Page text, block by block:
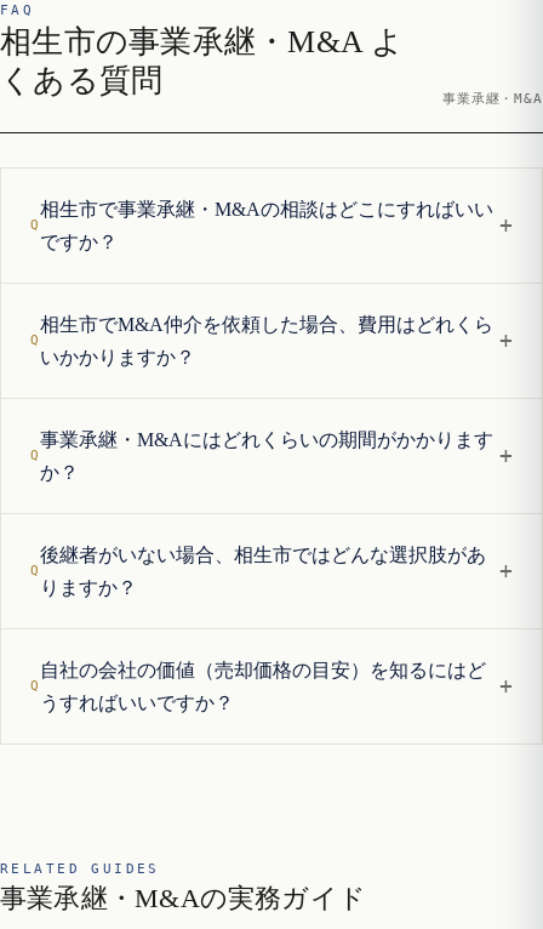
FAQ
相生市の事業承継・M&A よ
くある質問
事業承継・M&A
相生市で事業承継・M&Aの相談はどこにすればいい
ですか？
+
相生市でM&A仲介を依頼した場合、費用はどれくら
いかかりますか？
+
事業承継・M&Aにはどれくらいの期間がかかります
か？
+
後継者がいない場合、相生市ではどんな選択肢があ
りますか？
+
自社の会社の価値（売却価格の目安）を知るにはど
うすればいいですか？
+
RELATED GUIDES
事業承継・M&Aの実務ガイド